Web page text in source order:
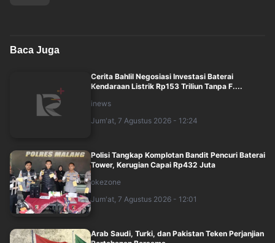
Baca Juga
Cerita Bahlil Negosiasi Investasi Baterai
Kendaraan Listrik Rp153 Triliun Tanpa F....
inews
Jum'at, 7 Agustus 2026 - 12:24
Polisi Tangkap Komplotan Bandit Pencuri Baterai
Tower, Kerugian Capai Rp432 Juta
okezone
Jum'at, 7 Agustus 2026 - 12:01
Arab Saudi, Turki, dan Pakistan Teken Perjanjian